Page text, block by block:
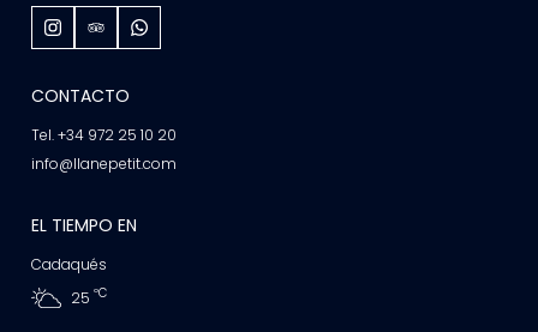
CONTACTO
Tel. +34 972 25 10 20
info@llanepetit.com
EL TIEMPO EN
Cadaqués
25 ºC